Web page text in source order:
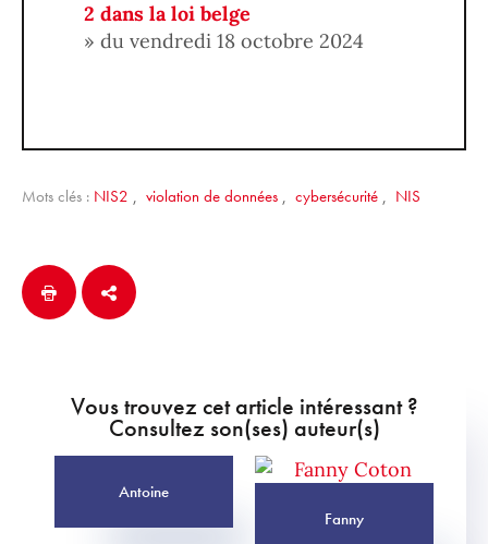
2 dans la loi belge
» du vendredi 18 octobre 2024
Mots clés : NIS2 , violation de données , cybersécurité , NIS
Vous trouvez cet article intéressant ?
Consultez son(ses) auteur(s)
Antoine
Fanny